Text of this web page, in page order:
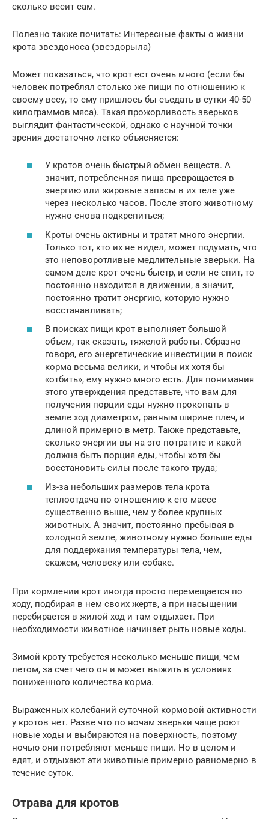
сколько весит сам.
Полезно также почитать: Интересные факты о жизни
крота звездоноса (звездорыла)
Может показаться, что крот ест очень много (если бы
человек потреблял столько же пищи по отношению к
своему весу, то ему пришлось бы съедать в сутки 40-50
килограммов мяса). Такая прожорливость зверьков
выглядит фантастической, однако с научной точки
зрения достаточно легко объясняется:
У кротов очень быстрый обмен веществ. А
значит, потребленная пища превращается в
энергию или жировые запасы в их теле уже
через несколько часов. После этого животному
нужно снова подкрепиться;
Кроты очень активны и тратят много энергии.
Только тот, кто их не видел, может подумать, что
это неповоротливые медлительные зверьки. На
самом деле крот очень быстр, и если не спит, то
постоянно находится в движении, а значит,
постоянно тратит энергию, которую нужно
восстанавливать;
В поисках пищи крот выполняет большой
объем, так сказать, тяжелой работы. Образно
говоря, его энергетические инвестиции в поиск
корма весьма велики, и чтобы их хотя бы
«отбить», ему нужно много есть. Для понимания
этого утверждения представьте, что вам для
получения порции еды нужно прокопать в
земле ход диаметром, равным ширине плеч, и
длиной примерно в метр. Также представьте,
сколько энергии вы на это потратите и какой
должна быть порция еды, чтобы хотя бы
восстановить силы после такого труда;
Из-за небольших размеров тела крота
теплоотдача по отношению к его массе
существенно выше, чем у более крупных
животных. А значит, постоянно пребывая в
холодной земле, животному нужно больше еды
для поддержания температуры тела, чем,
скажем, человеку или собаке.
При кормлении крот иногда просто перемещается по
ходу, подбирая в нем своих жертв, а при насыщении
перебирается в жилой ход и там отдыхает. При
необходимости животное начинает рыть новые ходы.
Зимой кроту требуется несколько меньше пищи, чем
летом, за счет чего он и может выжить в условиях
пониженного количества корма.
Выраженных колебаний суточной кормовой активности
у кротов нет. Разве что по ночам зверьки чаще роют
новые ходы и выбираются на поверхность, поэтому
ночью они потребляют меньше пищи. Но в целом и
едят, и отдыхают эти животные примерно равномерно в
течение суток.
Отрава для кротов